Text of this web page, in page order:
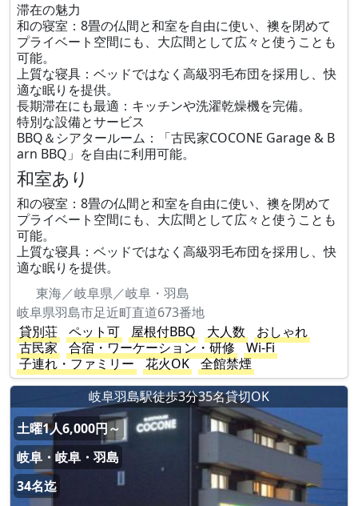
滞在の魅力
和の寝室：8畳の仏間と和室を自由に使い、襖を閉めて
プライベート空間にも、大広間として広々と使うことも
可能。
上質な寝具：ベッドではなく高級羽毛布団を採用し、快
適な眠りを提供。
長期滞在にも最適：キッチンや洗濯乾燥機を完備。
特別な設備とサービス
BBQ＆シアタールーム：「古民家COCONE Garage & B
arn BBQ」を自由に利用可能。
和室あり
和の寝室：8畳の仏間と和室を自由に使い、襖を閉めて
プライベート空間にも、大広間として広々と使うことも
可能。
上質な寝具：ベッドではなく高級羽毛布団を採用し、快
適な眠りを提供。
東海／岐阜県／岐阜・羽島
岐阜県羽島市足近町直道673番地
貸別荘
ペット可 屋根付BBQ 大人数
おしゃれ
古民家
合宿・ワーケーション・研修
Wi-Fi
子連れ・ファミリー
花火OK
全館禁煙
岐阜羽島駅徒歩3分35名貸切OK
土曜1人6,000円～
岐阜・岐阜・羽島
34名迄